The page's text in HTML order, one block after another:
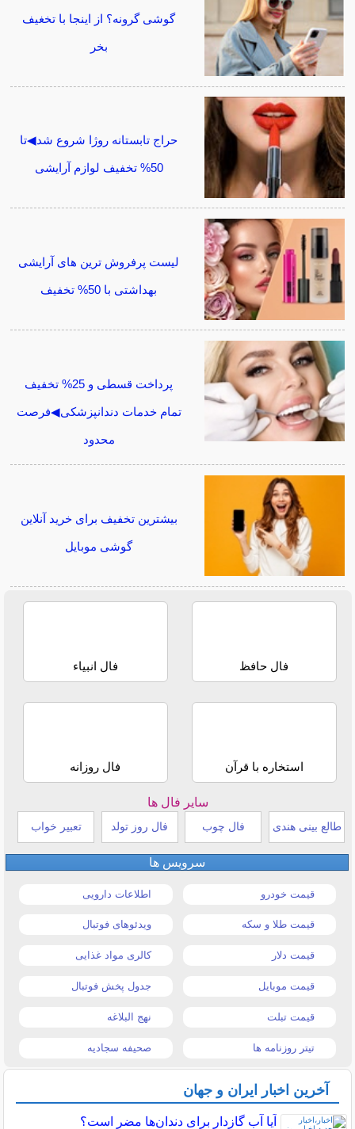
گوشی گرونه؟ از اینجا با تخغیف
بخر
حراج تابستانه روژا شروع شد◀تا
50% تخفیف لوازم آرایشی
لیست پرفروش ترین های آرایشی
بهداشتی با 50% تخفیف
پرداخت قسطی و 25% تخفیف
تمام خدمات دندانپزشکی◀فرصت
محدود
بیشترین تخفیف برای خرید آنلاین
گوشی موبایل
فال حافظ فال انبیاء
استخاره با قرآن فال روزانه
سایر فال ها
طالع بینی هندی فال چوب فال روز تولد تعبیر خواب
سرویس ها
قیمت خودرو اطلاعات دارویی
قیمت طلا و سکه ویدئوهای فوتبال
قیمت دلار کالری مواد غذایی
قیمت موبایل جدول پخش فوتبال
قیمت تبلت نهج البلاغه
تیتر روزنامه ها صحیفه سجادیه
آخرین اخبار ایران و جهان
آیا آب گازدار برای دندان‌ها مضر است؟